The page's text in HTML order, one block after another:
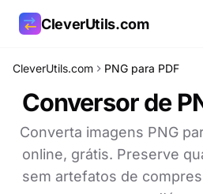
CleverUtils.com
CleverUtils.com PNG para PDF
Conversor de
Converta imagens PNG
online, grátis. Preserve
sem artefatos de
Copiar link